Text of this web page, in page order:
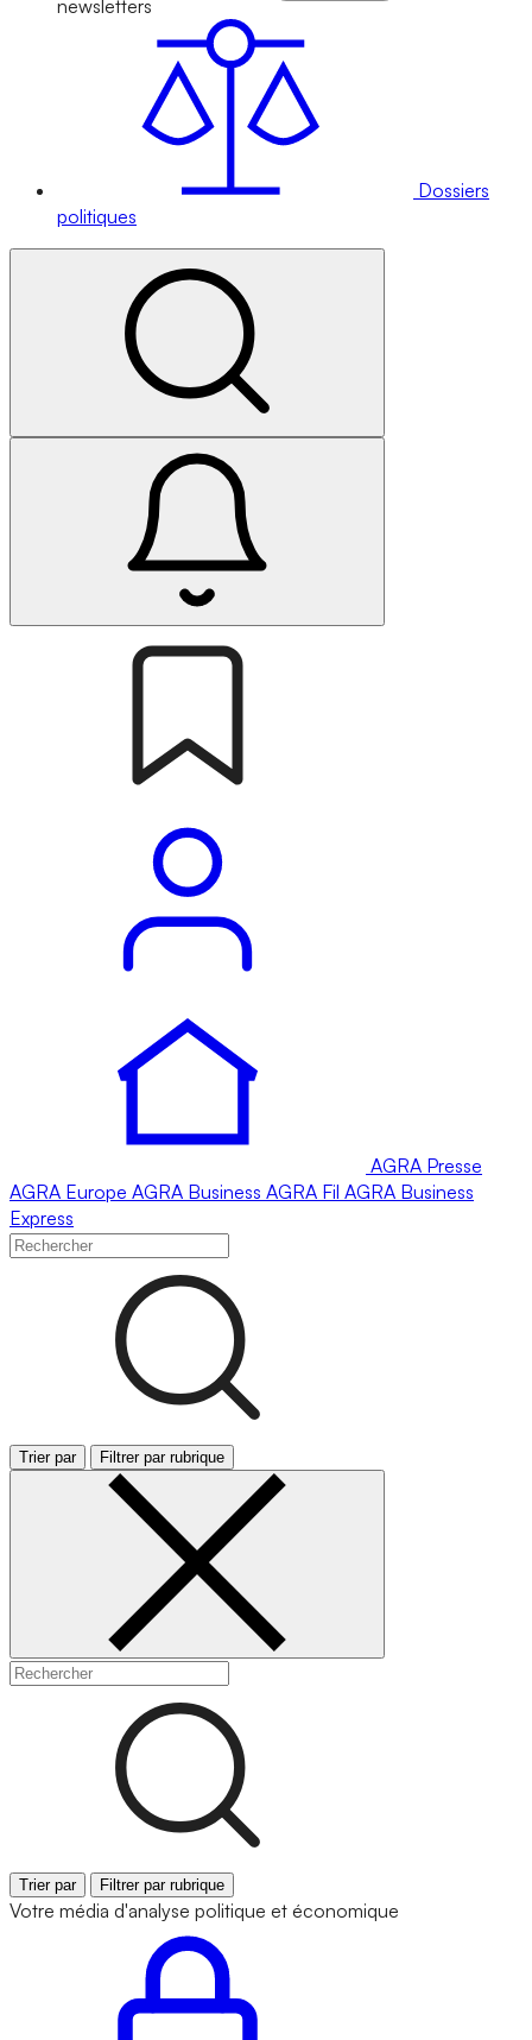
newsletters
Dossiers
politiques
AGRA Presse
AGRA Europe AGRA Business AGRA Fil AGRA Business
Express
Trier par Filtrer par rubrique
Trier par Filtrer par rubrique
Votre média d'analyse politique et économique